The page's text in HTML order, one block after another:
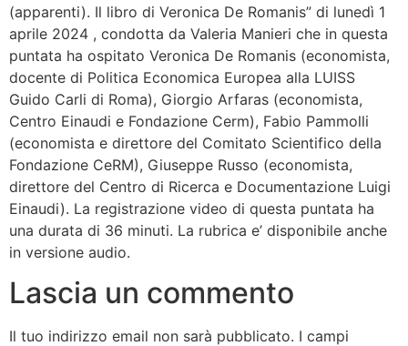
(apparenti). Il libro di Veronica De Romanis” di lunedì 1
aprile 2024 , condotta da Valeria Manieri che in questa
puntata ha ospitato Veronica De Romanis (economista,
docente di Politica Economica Europea alla LUISS
Guido Carli di Roma), Giorgio Arfaras (economista,
Centro Einaudi e Fondazione Cerm), Fabio Pammolli
(economista e direttore del Comitato Scientifico della
Fondazione CeRM), Giuseppe Russo (economista,
direttore del Centro di Ricerca e Documentazione Luigi
Einaudi). La registrazione video di questa puntata ha
una durata di 36 minuti. La rubrica e’ disponibile anche
in versione audio.
Lascia un commento
Il tuo indirizzo email non sarà pubblicato. I campi